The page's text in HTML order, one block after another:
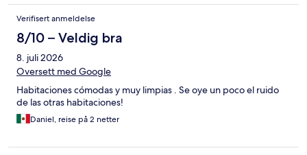
Verifisert anmeldelse
8/10 – Veldig bra
8. juli 2026
Oversett med Google
Habitaciones cómodas y muy limpias . Se oye un poco el ruido
de las otras habitaciones!
Daniel, reise på 2 netter